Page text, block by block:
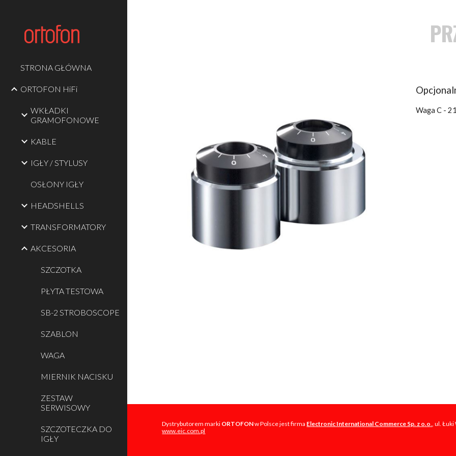
STRONA GŁÓWNA
ORTOFON HiFi
WKŁADKI
GRAMOFONOWE
KABLE
IGŁY / STYLUSY
OSŁONY IGŁY
HEADSHELLS
TRANSFORMATORY
AKCESORIA
SZCZOTKA
PŁYTA TESTOWA
SB-2 STROBOSCOPE
SZABLON
WAGA
MIERNIK NACISKU
ZESTAW
SERWISOWY
SZCZOTECZKA DO
IGŁY
Waga C -
Dystrybutorem marki ORTOFONw Polsce jest firma Electronic International Commerce Sp. z o.o., ul.
www.eic.com.pl